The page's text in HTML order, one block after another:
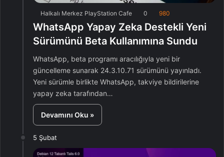
Halkalı Merkez PlayStation Cafe 0 980
WhatsApp Yapay Zeka Destekli Yeni
Sürümünü Beta Kullanımına Sundu
WhatsApp, beta programı aracılığıyla yeni bir
güncelleme sunarak 24.3.10.71 sürümünü yayınladı.
Yeni sürümle birlikte WhatsApp, takviye bildirilerine
yapay zeka tarafından…
Devamını Oku »
5 Şubat